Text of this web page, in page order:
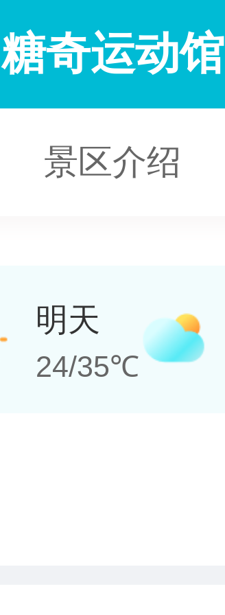
糖奇运动馆
景区介绍
明天
24/35℃